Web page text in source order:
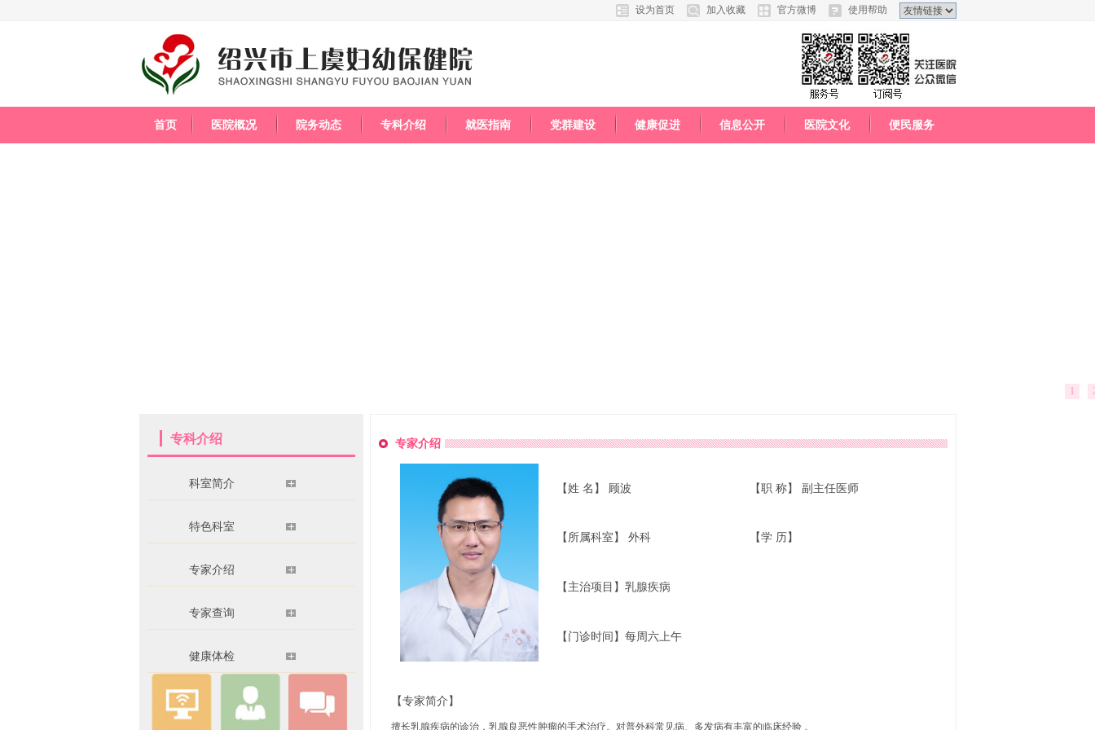
使用帮助
官方微博
加入收藏
设为首页
首页 医院概况 院务动态 专科介绍 就医指南 党群建设 健康促进 信息公开 医院文化 便民服务
1
专科介绍
科室简介
特色科室
专家介绍
专家查询
健康体检
专家介绍
【姓 名】 顾波 【职 称】 副主任医师
【所属科室】 外科 【学 历】
【主治项目】乳腺疾病
【门诊时间】每周六上午
【专家简介】
擅长乳腺疾病的诊治，乳腺良恶性肿瘤的手术治疗。对普外科常见病、多发病有丰富的临床经验 。